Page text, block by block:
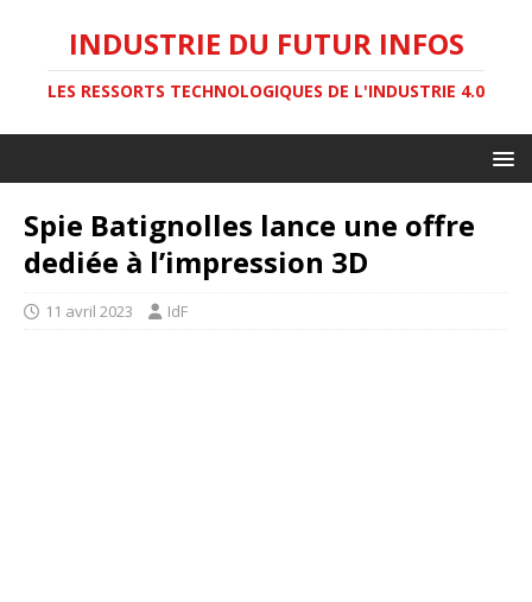
INDUSTRIE DU FUTUR INFOS
LES RESSORTS TECHNOLOGIQUES DE L'INDUSTRIE 4.0
Spie Batignolles lance une offre
dediée à l’impression 3D
11 avril 2023 IdF